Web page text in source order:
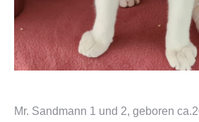
Mr. Sandmann 1 und 2, geboren